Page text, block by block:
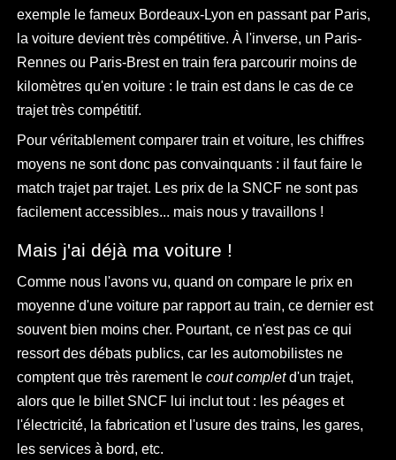
exemple le fameux Bordeaux-Lyon en passant par Paris,
la voiture devient très compétitive. À l'inverse, un Paris-
Rennes ou Paris-Brest en train fera parcourir moins de
kilomètres qu'en voiture : le train est dans le cas de ce
trajet très compétitif.
Pour véritablement comparer train et voiture, les chiffres
moyens ne sont donc pas convainquants : il faut faire le
match trajet par trajet. Les prix de la SNCF ne sont pas
facilement accessibles... mais nous y travaillons !
Mais j'ai déjà ma voiture !
Comme nous l'avons vu, quand on compare le prix en
moyenne d'une voiture par rapport au train, ce dernier est
souvent bien moins cher. Pourtant, ce n'est pas ce qui
ressort des débats publics, car les automobilistes ne
comptent que très rarement lecout completd'un trajet,
alors que le billet SNCF lui inclut tout : les péages et
l'électricité, la fabrication et l'usure des trains, les gares,
les services à bord, etc.